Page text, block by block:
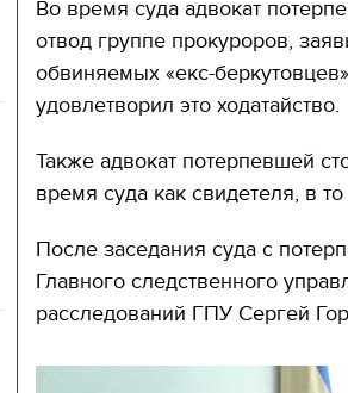
Во время суда адвокат
отвод группе прокуроров,
обвиняемых «екс-
удовлетворил это ходатайство.
Также адвокат потерпевшей
время суда как свидетеля, в
После заседания суда с
Главного следственного
расследований ГПУ Сергей